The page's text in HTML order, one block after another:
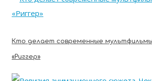
Кто делает современные
«Риггер»